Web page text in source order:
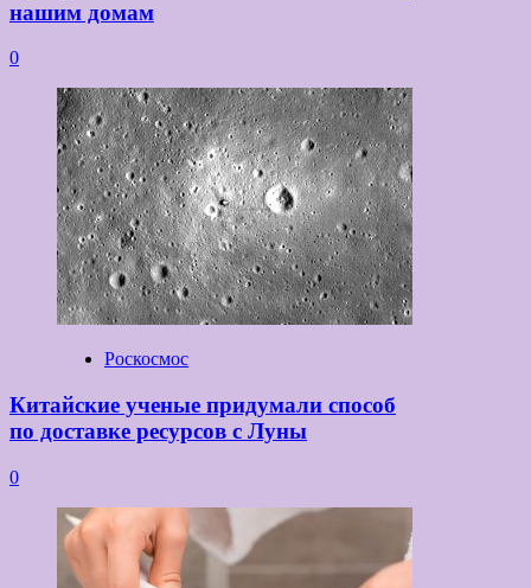
нашим домам
0
Роскосмос
Китайские ученые придумали способ
по доставке ресурсов с Луны
0